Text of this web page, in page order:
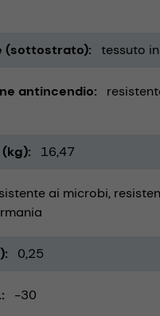
(sottostrato) tessuto
antincendio
(kg) 16,47
ai microbi
0,25
-30